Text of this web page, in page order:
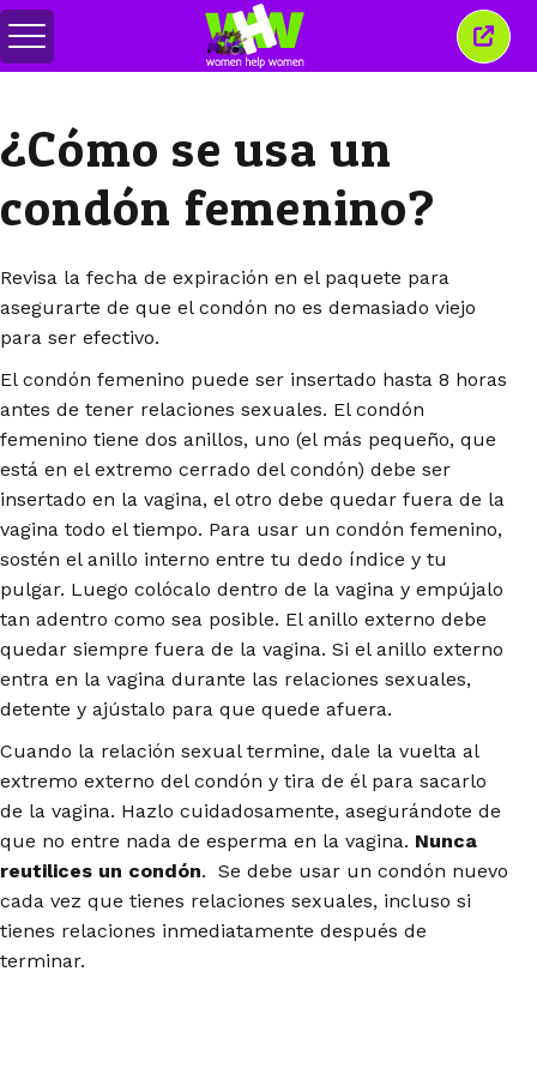
Alternar
menú
esta
¿Cómo se usa un
condón femenino?
Revisa la fecha de expiración en el paquete para
asegurarte de que el condón no es demasiado viejo
para ser efectivo.
El condón femenino puede ser insertado hasta 8 horas
antes de tener relaciones sexuales. El condón
femenino tiene dos anillos, uno (el más pequeño, que
está en el extremo cerrado del condón) debe ser
insertado en la vagina, el otro debe quedar fuera de la
vagina todo el tiempo. Para usar un condón femenino,
sostén el anillo interno entre tu dedo índice y tu
pulgar. Luego colócalo dentro de la vagina y empújalo
tan adentro como sea posible. El anillo externo debe
quedar siempre fuera de la vagina. Si el anillo externo
entra en la vagina durante las relaciones sexuales,
detente y ajústalo para que quede afuera.
Cuando la relación sexual termine, dale la vuelta al
extremo externo del condón y tira de él para sacarlo
de la vagina. Hazlo cuidadosamente, asegurándote de
que no entre nada de esperma en la vagina. Nunca
reutilices un condón. Se debe usar un condón nuevo
cada vez que tienes relaciones sexuales, incluso si
tienes relaciones inmediatamente después de
terminar.